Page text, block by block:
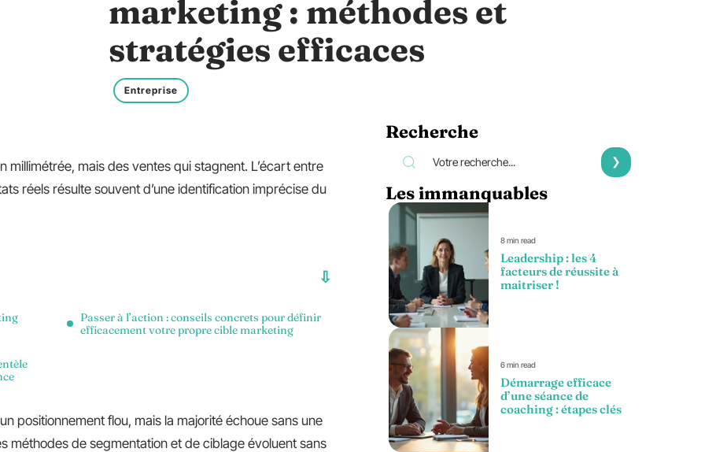
marketing : méthodes et
stratégies efficaces
Entreprise
millimétrée, mais des ventes qui stagnent. L’écart entre
réels résulte souvent d’une identification imprécise du
Passer à l’action : conseils concrets pour définir
efficacement votre propre cible marketing
positionnement flou, mais la majorité échoue sans une
méthodes de segmentation et de ciblage évoluent sans
Recherche
Les immanquables
8 min read
Leadership : les 4
facteurs de réussite à
maitriser !
6 min read
Démarrage efficace
d’une séance de
coaching : étapes clés